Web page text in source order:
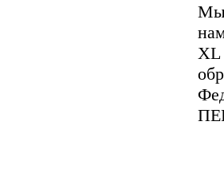
Мы
XL